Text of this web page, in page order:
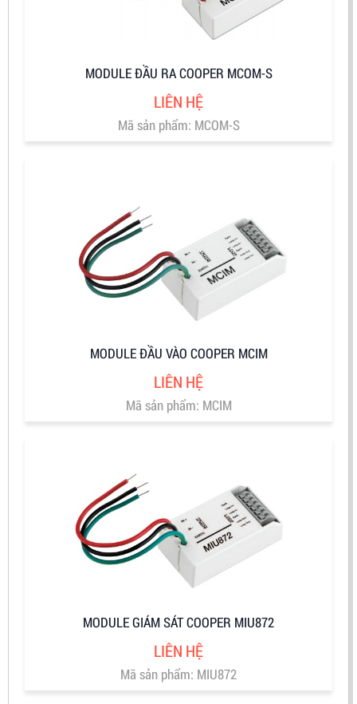
MODULE ĐẦU RA COOPER MCOM-S
LIÊN HỆ
Mã sản phẩm: MCOM-S
MODULE ĐẦU VÀO COOPER MCIM
LIÊN HỆ
Mã sản phẩm: MCIM
MODULE GIÁM SÁT COOPER MIU872
LIÊN HỆ
Mã sản phẩm: MIU872